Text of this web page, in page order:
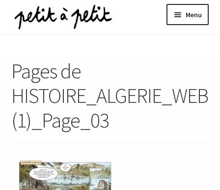
Aller
à
Aller
au
Menu
Pages de
HISTOIRE_ALGERIE_WEB
(1)_Page_03